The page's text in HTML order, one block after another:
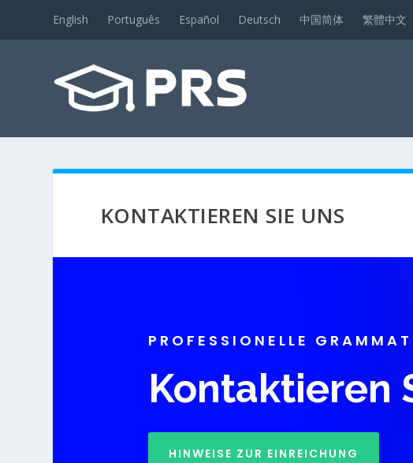
English Português Español Deutsch 中国简体 繁體中文
KONTAKTIEREN SIE UNS
PROFESSIONELLE
Kontaktieren
HINWEISE ZUR EINREICHUNG